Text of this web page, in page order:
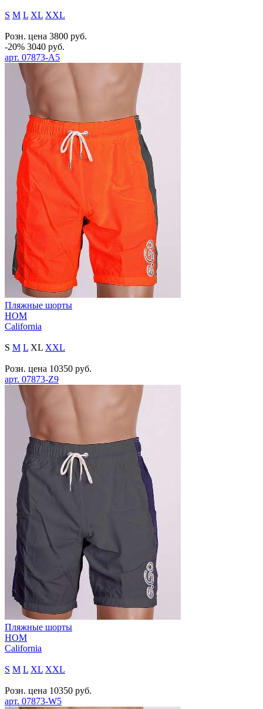
S M L XL XXL
Розн. цена 3800 руб.
-20% 3040 руб.
арт. 07873-A5
Пляжные шорты
HOM
California
S M L XL XXL
Розн. цена 10350 руб.
арт. 07873-Z9
Пляжные шорты
HOM
California
S M L XL XXL
Розн. цена 10350 руб.
арт. 07873-W5